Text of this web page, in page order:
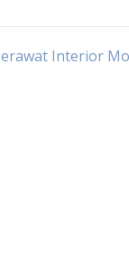
Interior